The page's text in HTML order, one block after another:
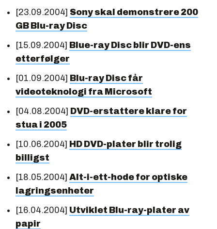
[23.09.2004] Sony skal demonstrere 200
GB Blu-ray Disc
[15.09.2004] Blue-ray Disc blir DVD-ens
etterfølger
[01.09.2004] Blu-ray Disc får
videoteknologi fra Microsoft
[04.08.2004] DVD-erstattere klare for
stua i 2005
[10.06.2004] HD DVD-plater blir trolig
billigst
[18.05.2004] Alt-i-ett-hode for optiske
lagringsenheter
[16.04.2004] Utviklet Blu-ray-plater av
papir